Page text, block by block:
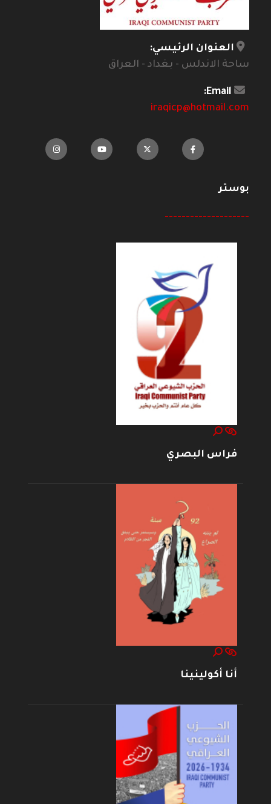
العنوان الرئيسي:
ساحة الاندلس - بغداد - العراق
Email:
iraqicp@hotmail.com
بوستر
--------------------
فراس البصري
أنا أكولينينا